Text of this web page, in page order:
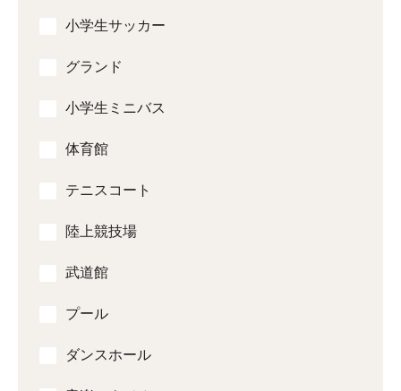
小学生サッカー
グランド
小学生ミニバス
体育館
テニスコート
陸上競技場
武道館
プール
ダンスホール